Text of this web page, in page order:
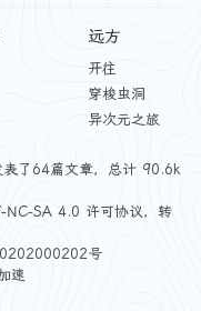
远方
开往
穿梭虫洞
异次元之旅
表了64篇文章，总计 90.6k
NC-SA 4.0 许可协议，转
号
速